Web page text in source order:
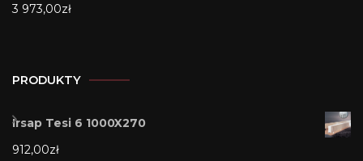
3 973,00zł
PRODUKTY
Irsap Tesi 6 1000X270
912,00zł